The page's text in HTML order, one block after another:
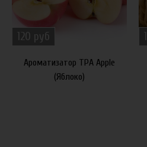
120 руб
Ароматизатор TPA Apple
(Яблоко)